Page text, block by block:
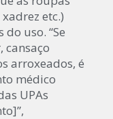
etc.)
uso. “Se
arroxeados, é
médico
UPAs